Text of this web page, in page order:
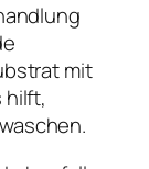
mit
hilft,